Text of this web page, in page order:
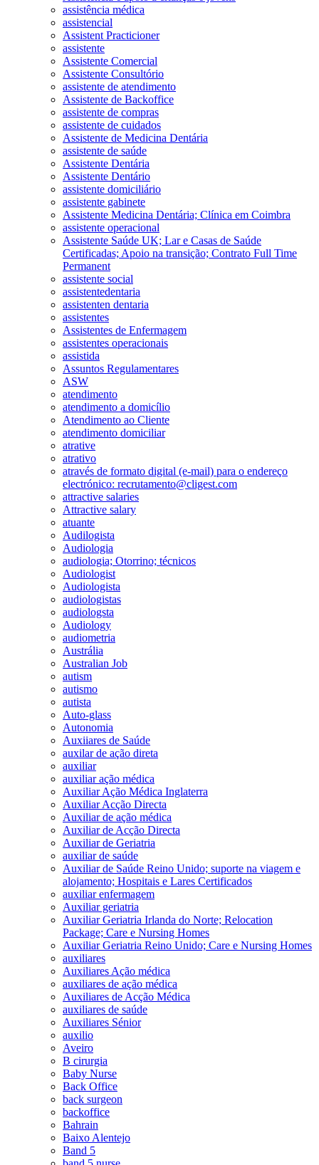
assistência médica
assistencial
Assistent Practicioner
assistente
Assistente Comercial
Assistente Consultório
assistente de atendimento
Assistente de Backoffice
assistente de compras
assistente de cuidados
Assistente de Medicina Dentária
assistente de saúde
Assistente Dentária
Assistente Dentário
assistente domiciliário
assistente gabinete
Assistente Medicina Dentária; Clínica em Coimbra
assistente operacional
Assistente Saúde UK; Lar e Casas de Saúde
Certificadas; Apoio na transição; Contrato Full Time
Permanent
assistente social
assistentedentaria
assistenten dentaria
assistentes
Assistentes de Enfermagem
assistentes operacionais
assistida
Assuntos Regulamentares
ASW
atendimento
atendimento a domicílio
Atendimento ao Cliente
atendimento domiciliar
atrative
atrativo
através de formato digital (e-mail) para o endereço
electrónico: recrutamento@cligest.com
attractive salaries
Attractive salary
atuante
Audilogista
Audiologia
audiologia; Otorrino; técnicos
Audiologist
Audiologista
audiologistas
audiologsta
Audiology
audiometria
Austrália
Australian Job
autism
autismo
autista
Auto-glass
Autonomia
Auxiiares de Saúde
auxilar de ação direta
auxiliar
auxiliar ação médica
Auxiliar Ação Médica Inglaterra
Auxiliar Acção Directa
Auxiliar de ação médica
Auxiliar de Acção Directa
Auxiliar de Geriatria
auxiliar de saúde
Auxiliar de Saúde Reino Unido; suporte na viagem e
alojamento; Hospitais e Lares Certificados
auxiliar enfermagem
Auxiliar geriatria
Auxiliar Geriatria Irlanda do Norte; Relocation
Package; Care e Nursing Homes
Auxiliar Geriatria Reino Unido; Care e Nursing Homes
auxiliares
Auxiliares Ação médica
auxiliares de ação médica
Auxiliares de Acção Médica
auxiliares de saúde
Auxiliares Sénior
auxilio
Aveiro
B cirurgia
Baby Nurse
Back Office
back surgeon
backoffice
Bahrain
Baixo Alentejo
Band 5